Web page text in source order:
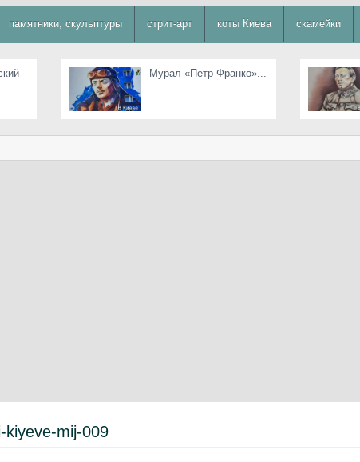
памятники, скульптуры стрит-арт коты Киева скамейки
Мурал «Петр Франко»...
kiyeve-mij-009